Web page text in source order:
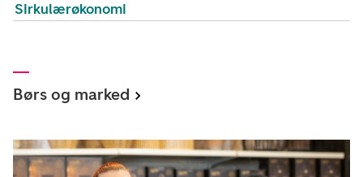
Sirkulærøkonomi
Børs og marked